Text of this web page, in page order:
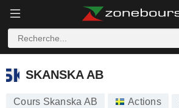
SKANSKA AB
SKANSKA AB
Cours Skanska AB Actions